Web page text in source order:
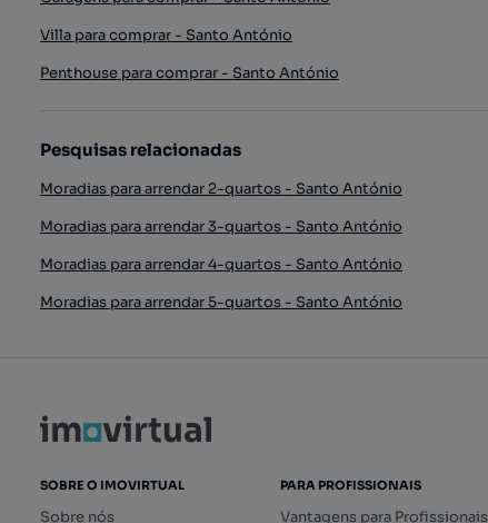
Villa para comprar - Santo António
Penthouse para comprar - Santo António
Pesquisas relacionadas
Moradias para arrendar 2-quartos - Santo António
Moradias para arrendar 3-quartos - Santo António
Moradias para arrendar 4-quartos - Santo António
Moradias para arrendar 5-quartos - Santo António
SOBRE O IMOVIRTUAL
Sobre nós
PARA PROFISSIONAIS
Vantagens para Profissionais